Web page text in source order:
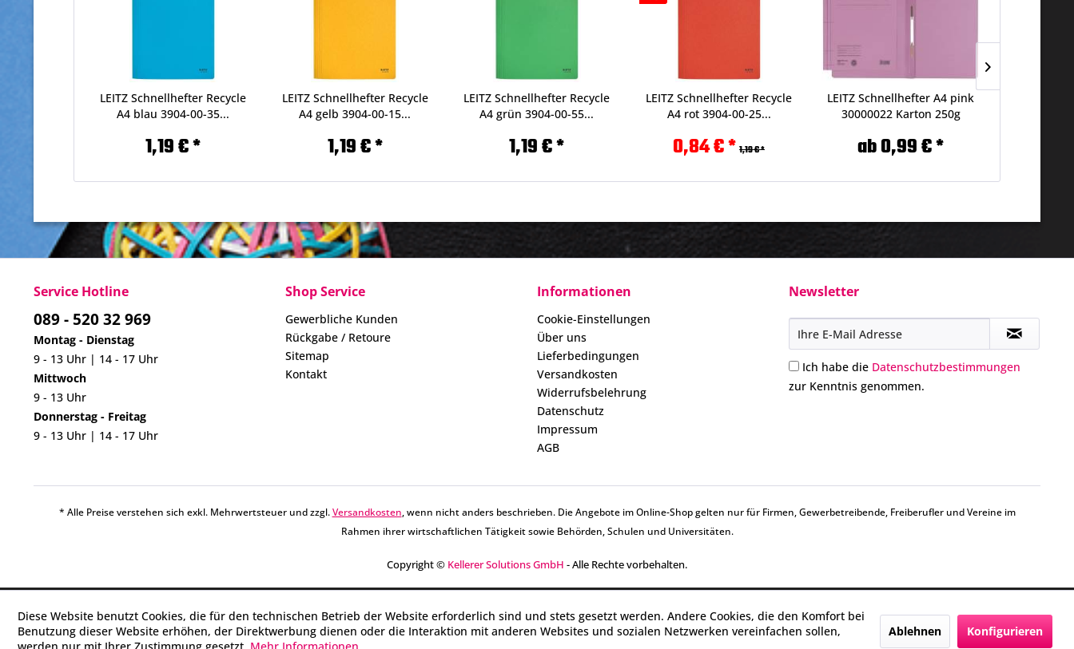
LEITZ Schnellhefter Recycle
A4 blau 3904-00-35...
1,19 € *
LEITZ Schnellhefter Recycle
A4 gelb 3904-00-15...
1,19 € *
LEITZ Schnellhefter Recycle
A4 grün 3904-00-55...
1,19 € *
LEITZ Schnellhefter Recycle
A4 rot 3904-00-25...
0,84 € * 1,19 € *
LEITZ Schnellhefter A4 pink
30000022 Karton 250g
ab 0,99 € *
Service Hotline
089 - 520 32 969
Montag - Dienstag
9 - 13 Uhr | 14 - 17 Uhr
Mittwoch
9 - 13 Uhr
Donnerstag - Freitag
9 - 13 Uhr | 14 - 17 Uhr
Shop Service
Gewerbliche Kunden
Rückgabe / Retoure
Sitemap
Kontakt
Informationen
Cookie-Einstellungen
Über uns
Lieferbedingungen
Versandkosten
Widerrufsbelehrung
Datenschutz
Impressum
AGB
Newsletter
Ich habe die Datenschutzbestimmungen
zur Kenntnis genommen.
* Alle Preise verstehen sich exkl. Mehrwertsteuer und zzgl.Versandkosten, wenn nicht anders beschrieben. Die Angebote im Online-Shop gelten nur für Firmen, Gewerbetreibende, Freiberufler und Vereine im
Rahmen ihrer wirtschaftlichen Tätigkeit sowie Behörden, Schulen und Universitäten.
Copyright © Kellerer Solutions GmbH - Alle Rechte vorbehalten.
Diese Website benutzt Cookies, die für den technischen Betrieb der Website erforderlich sind und stets gesetzt werden. Andere Cookies, die den Komfort bei
Benutzung dieser Website erhöhen, der Direktwerbung dienen oder die Interaktion mit anderen Websites und sozialen Netzwerken vereinfachen sollen,
Ablehnen Konfigurieren